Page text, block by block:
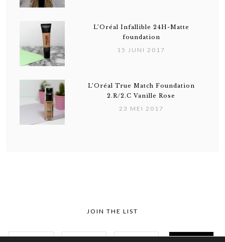
L’Oréal Infallible 24H-Matte
foundation
15 JUNI 2017
L’Oréal True Match Foundation
2.R/2.C Vanille Rose
23 MEI 2017
JOIN THE LIST